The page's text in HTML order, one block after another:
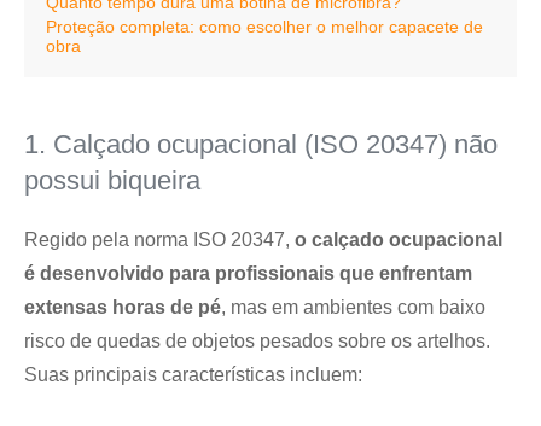
Proteção completa: como escolher o melhor capacete de
obra
1. Calçado ocupacional (ISO 20347) não
possui biqueira
Regido pela norma ISO 20347, o calçado ocupacional
é desenvolvido para profissionais que enfrentam
extensas horas de pé, mas em ambientes com baixo
risco de quedas de objetos pesados sobre os artelhos.
Suas principais características incluem: